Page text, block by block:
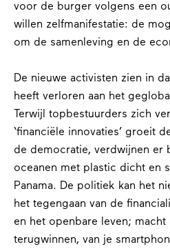
voor de burger volgens een
willen zelfmanifestatie: de
om de samenleving en de
De nieuwe activisten zien in
heeft verloren aan het
Terwijl topbestuurders zich
‘financiële innovaties’ groeit
de democratie, verdwijnen er
oceanen met plastic dicht en
Panama. De politiek kan het
het tegengaan van de
en het openbare leven;
terugwinnen, van je